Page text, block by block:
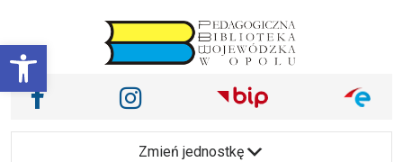
Otwórz pasek narzędzi
Main Navigation
Nasze media społecznościowe i inne
Facebook Instagram
Zmień jednostkę